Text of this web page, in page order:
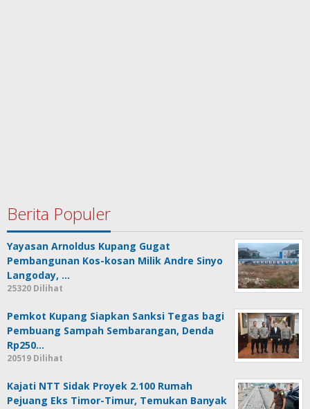
Berita Populer
Yayasan Arnoldus Kupang Gugat
Pembangunan Kos-kosan Milik Andre Sinyo
Langoday, …
25320 Dilihat
Pemkot Kupang Siapkan Sanksi Tegas bagi
Pembuang Sampah Sembarangan, Denda
Rp250…
20519 Dilihat
Kajati NTT Sidak Proyek 2.100 Rumah
Pejuang Eks Timor-Timur, Temukan Banyak